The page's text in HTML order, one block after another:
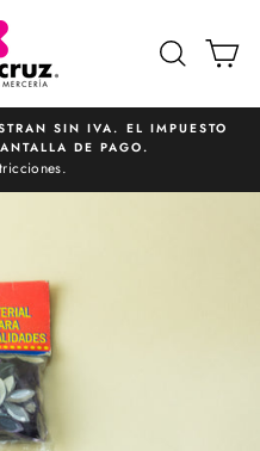
diapositivas
SIN IVA. EL IMPUESTO
DE PAGO.